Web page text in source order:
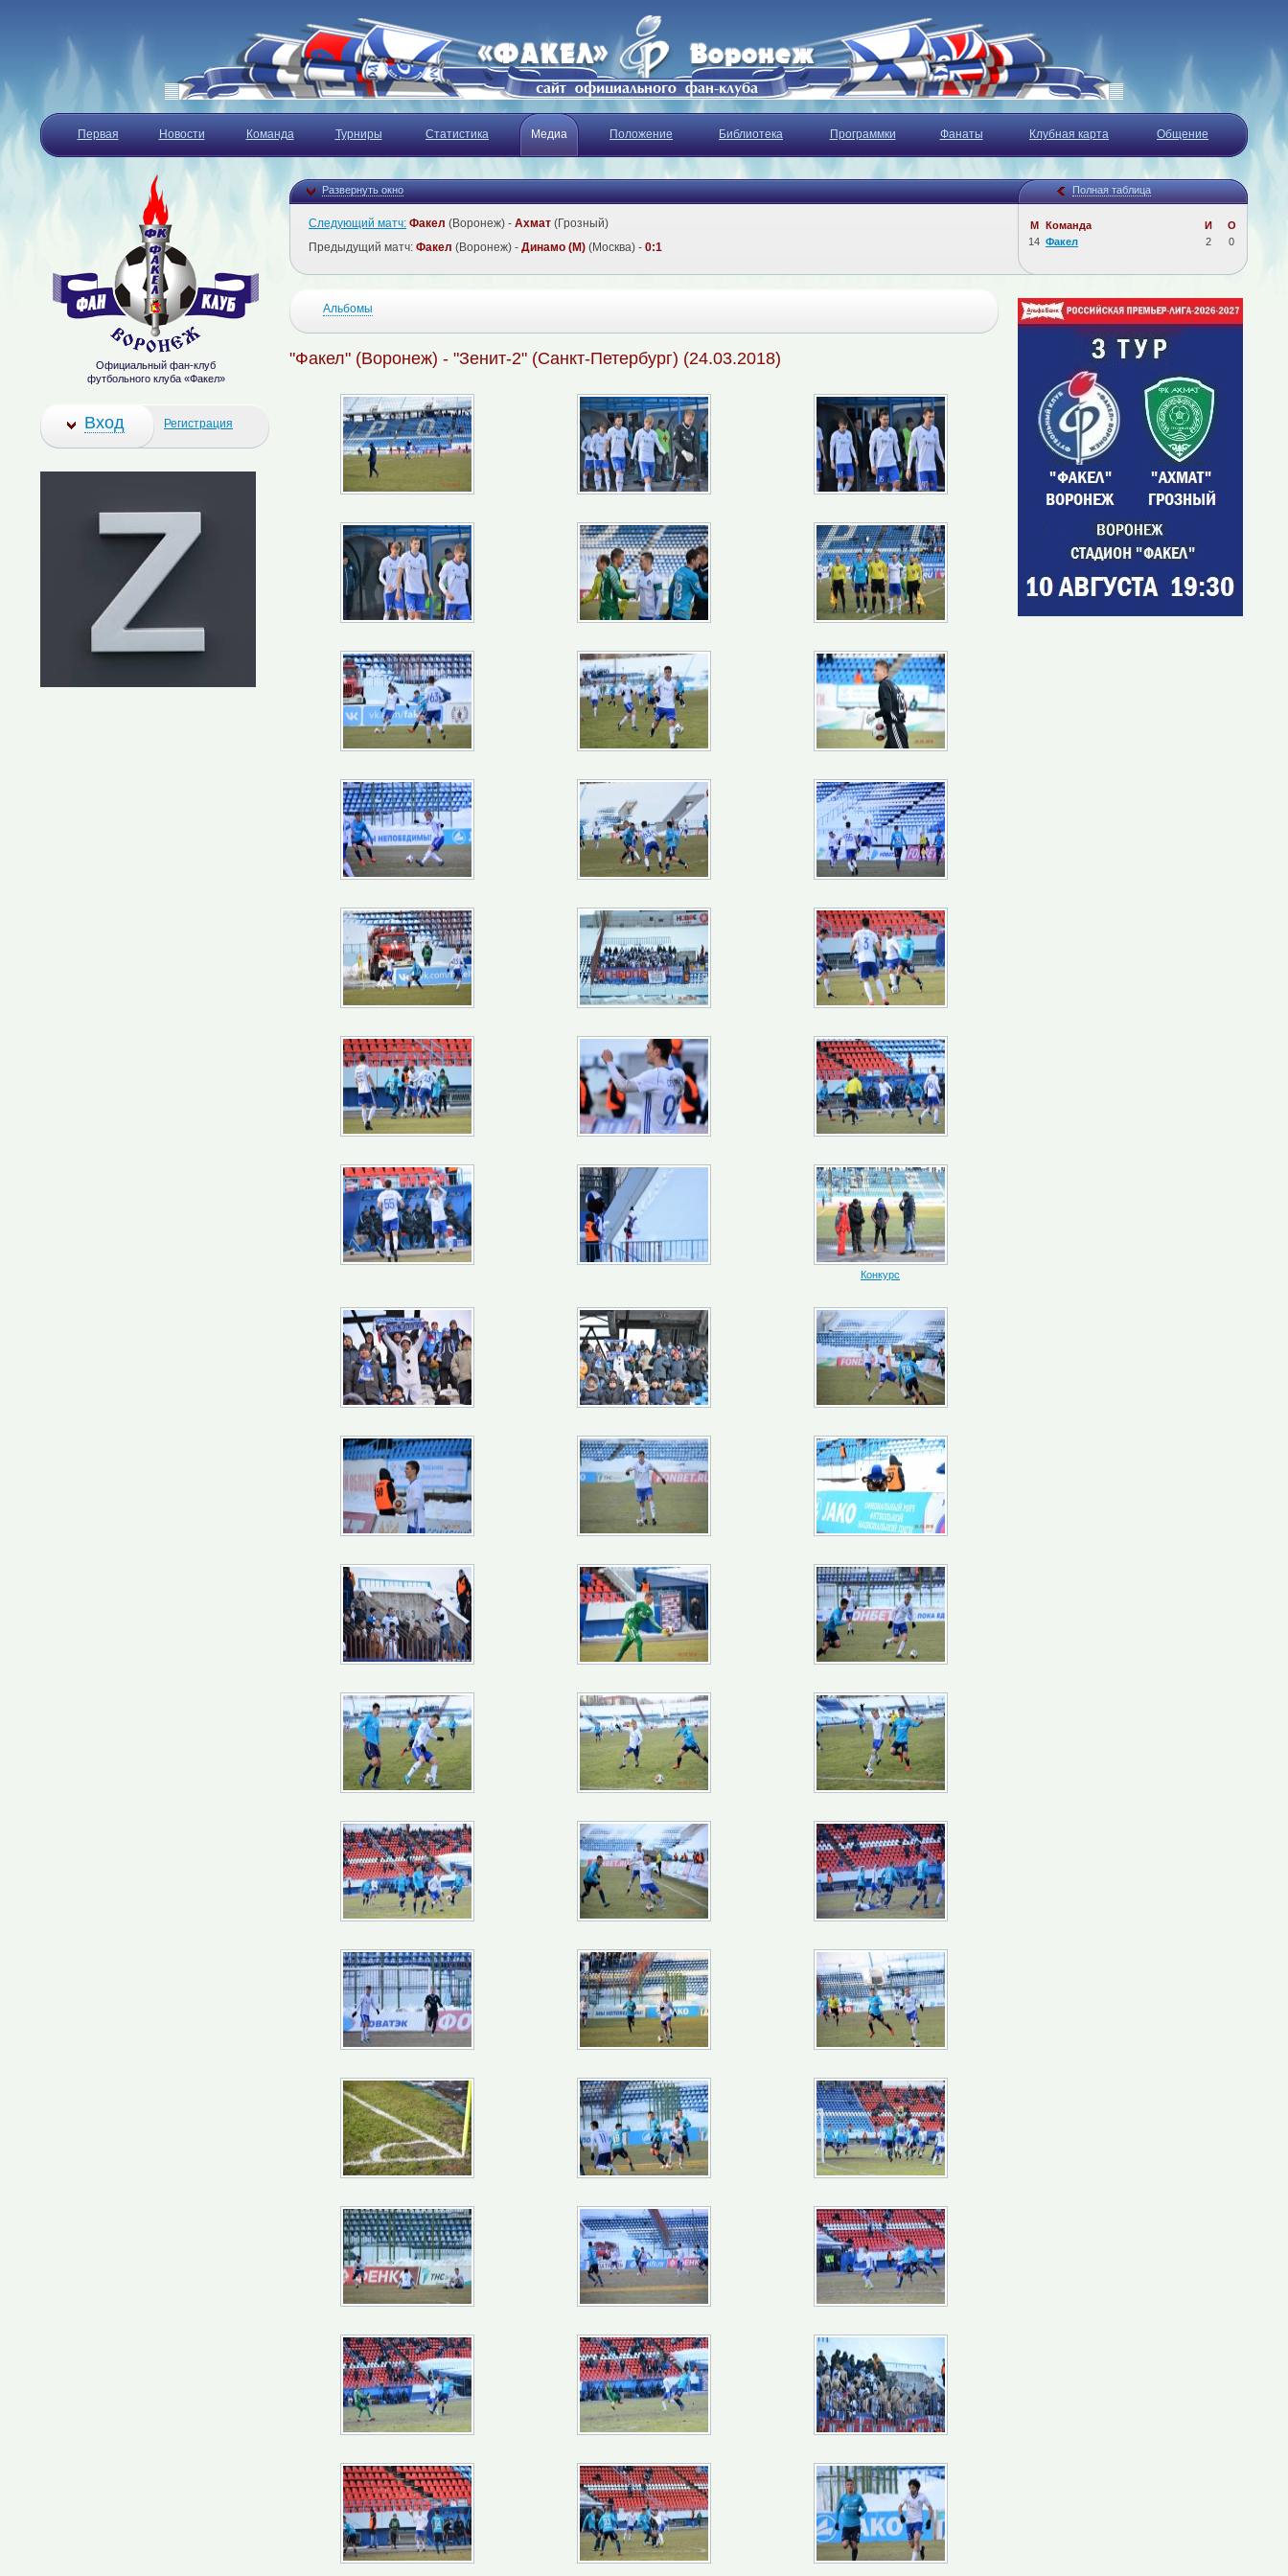
Первая Новости Команда Турниры Статистика Медиа Положение Библиотека Программки Фанаты Клубная карта Общение
Развернуть окно Полная таблица
М Команда И
О
14 Факел 2 0
Следующий матч: Факел (Воронеж) - Ахмат (Грозный)
Предыдущий матч: Факел (Воронеж) - Динамо (М) (Москва) - 0:1
Альбомы
"Факел" (Воронеж) - "Зенит-2" (Санкт-Петербург) (24.03.2018)
Конкурс
Официальный фан-клуб
футбольного клуба «Факел»
Вход Регистрация